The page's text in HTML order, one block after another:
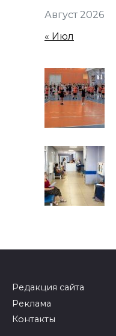
Август 2026
« Июл
Редакция сайта
Реклама
Контакты